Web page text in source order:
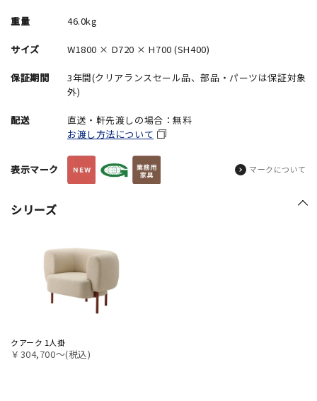
重量 46.0kg
サイズ W1800 × D720 × H700 (SH400)
保証期間
3年間(クリアランスセール品、部品・パーツは保証対象
外)
配送
直送・軒先渡しの場合：無料
お渡し方法について
表示マーク マークについて
シリーズ
クアーク 1人掛
￥304,700〜(税込)